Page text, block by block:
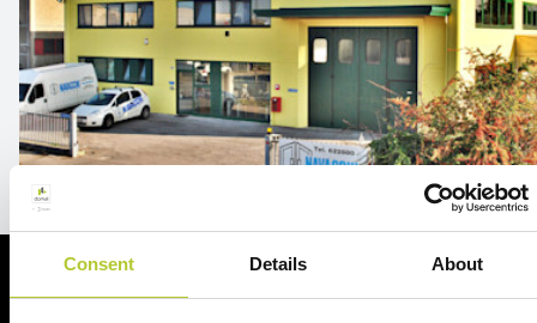
Consent Details About
Richiedi un preventivo